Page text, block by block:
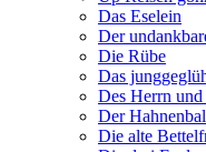
Das Eselein
Der
Die Rübe
Das
Des Herrn und
Der
Die alte